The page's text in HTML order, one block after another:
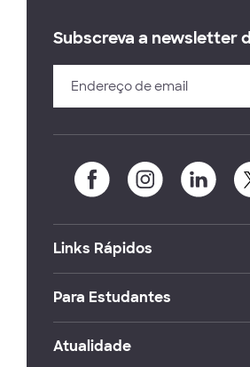
Subscreva a newsletter
Links Rápidos
Para Estudantes
Atualidade